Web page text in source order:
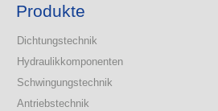
Produkte
Dichtungstechnik
Hydraulikkomponenten
Schwingungstechnik
Antriebstechnik